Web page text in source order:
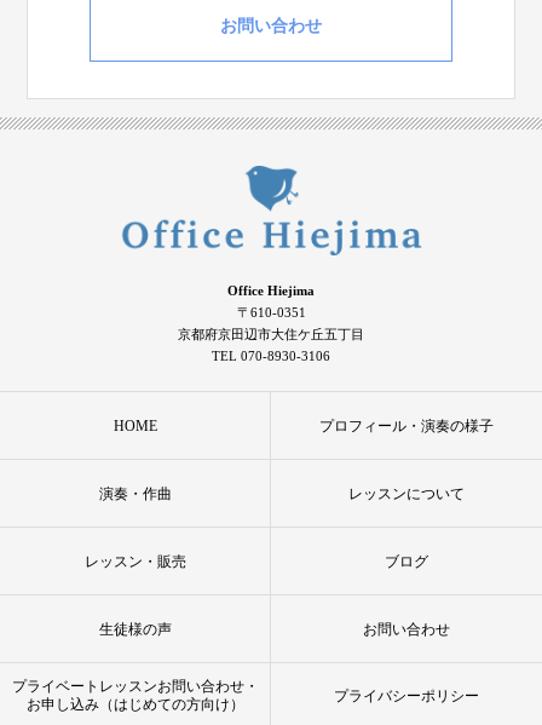
お問い合わせ
Office Hiejima
〒610-0351
京都府京田辺市大住ケ丘五丁目
TEL 070-8930-3106
HOME プロフィール・演奏の様子
演奏・作曲 レッスンについて
レッスン・販売 ブログ
生徒様の声 お問い合わせ
プライベートレッスンお問い合わせ・
お申し込み（はじめての方向け）
プライバシーポリシー